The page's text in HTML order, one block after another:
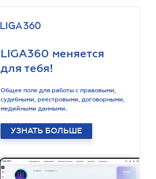
LIGA360 меняется
для тебя!
Общее поле для работы с правовыми,
судебными, реестровыми, договорными,
медийными данными.
УЗНАТЬ БОЛЬШЕ